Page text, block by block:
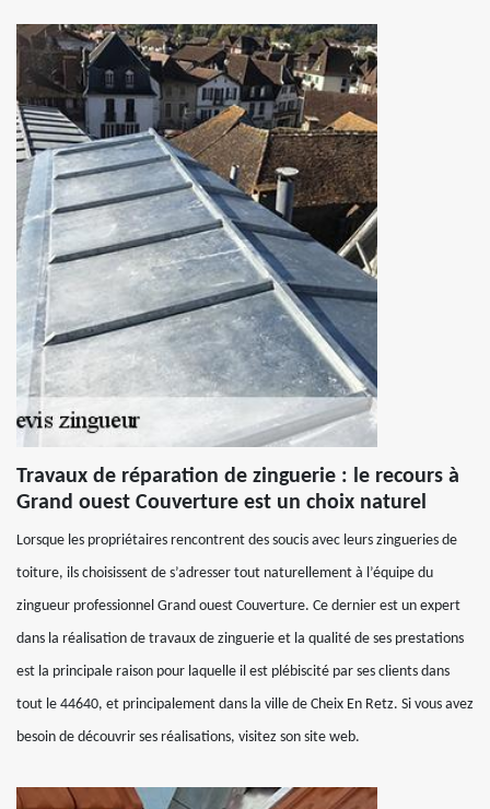
Travaux de réparation de zinguerie : le recours à
Grand ouest Couverture est un choix naturel
Lorsque les propriétaires rencontrent des soucis avec leurs zingueries de
toiture, ils choisissent de s’adresser tout naturellement à l’équipe du
zingueur professionnel Grand ouest Couverture. Ce dernier est un expert
dans la réalisation de travaux de zinguerie et la qualité de ses prestations
est la principale raison pour laquelle il est plébiscité par ses clients dans
tout le 44640, et principalement dans la ville de Cheix En Retz. Si vous avez
besoin de découvrir ses réalisations, visitez son site web.